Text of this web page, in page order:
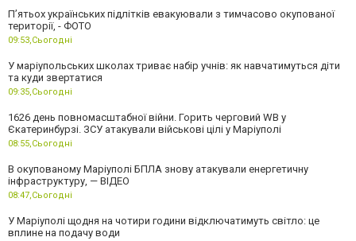
П’ятьох українських підлітків евакуювали з тимчасово окупованої
території, - ФОТО
09:53,Сьогодні
У маріупольських школах триває набір учнів: як навчатимуться діти
та куди звертатися
09:35,Сьогодні
1626 день повномасштабної війни. Горить черговий WB у
Єкатеринбурзі. ЗСУ атакували військові цілі у Маріуполі
08:55,Сьогодні
В окупованому Маріуполі БПЛА знову атакували енергетичну
інфраструктуру, — ВІДЕО
08:47,Сьогодні
У Маріуполі щодня на чотири години відключатимуть світло: це
вплине на подачу води